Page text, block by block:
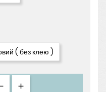
( без клею )